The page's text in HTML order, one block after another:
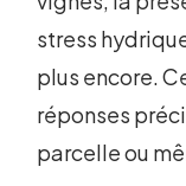
stress
plus encore.
réponses
parcelle ou